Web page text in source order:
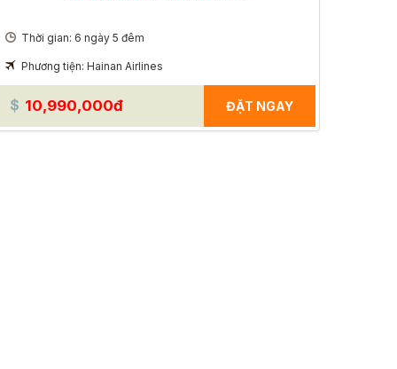
Thời gian: 6 ngày 5 đêm
Phương tiện: Hainan Airlines
10,990,000đ ĐẶT NGAY